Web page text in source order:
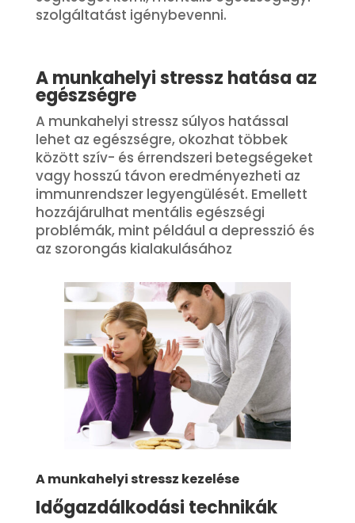
szolgáltatást igénybevenni.
A munkahelyi stressz hatása az
egészségre
A munkahelyi stressz súlyos hatással
lehet az egészségre, okozhat többek
között szív- és érrendszeri betegségeket
vagy hosszú távon eredményezheti az
immunrendszer legyengülését. Emellett
hozzájárulhat mentális egészségi
problémák, mint például a depresszió és
az szorongás kialakulásához
A munkahelyi stressz kezelése
Időgazdálkodási technikák